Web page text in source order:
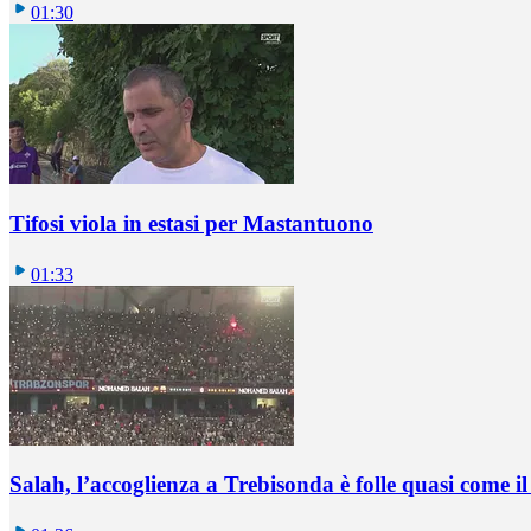
01:30
Tifosi viola in estasi per Mastantuono
01:33
Salah, l’accoglienza a Trebisonda è folle quasi come